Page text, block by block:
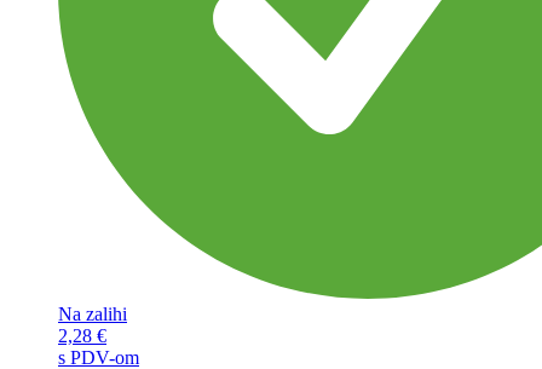
Na zalihi
2,28 €
s PDV-om